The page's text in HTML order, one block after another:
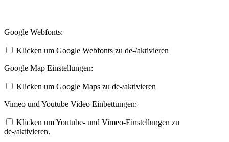
Google Webfonts:
Klicken um Google Webfonts zu de-/aktivieren
Google Map Einstellungen:
Klicken um Google Maps zu de-/aktivieren
Vimeo und Youtube Video Einbettungen:
Klicken um Youtube- und Vimeo-Einstellungen zu
de-/aktivieren.